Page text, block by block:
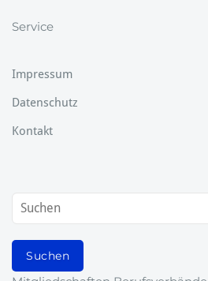
Service
Impressum
Datenschutz
Kontakt